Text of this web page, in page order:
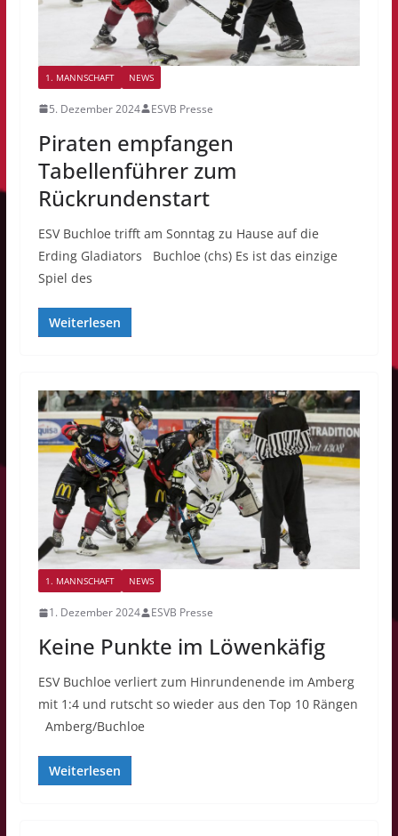
1. MANNSCHAFT NEWS
5. Dezember 2024 ESVB Presse
Piraten empfangen
Tabellenführer zum
Rückrundenstart
ESV Buchloe trifft am Sonntag zu Hause auf die
Erding Gladiators Buchloe (chs) Es ist das einzige
Spiel des
Weiterlesen
1. MANNSCHAFT NEWS
1. Dezember 2024 ESVB Presse
Keine Punkte im Löwenkäfig
ESV Buchloe verliert zum Hinrundenende im Amberg
mit 1:4 und rutscht so wieder aus den Top 10 Rängen
Amberg/Buchloe
Weiterlesen